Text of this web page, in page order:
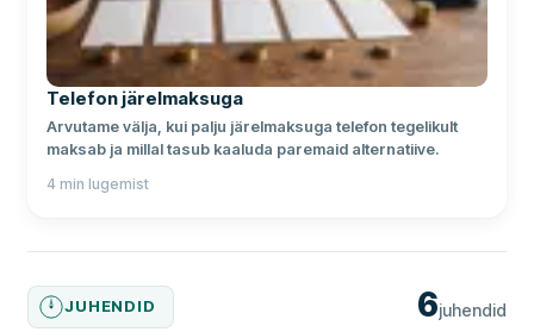
Telefon järelmaksuga
Arvutame välja, kui palju järelmaksuga telefon tegelikult
maksab ja millal tasub kaaluda paremaid alternatiive.
4 min lugemist
JUHENDID 6juhendid